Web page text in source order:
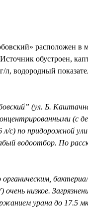
расположен в
обустроен,
л, водородный
(ул. Б.
(с
л/с) по придорожной
водоотбор. По
низкое.
урана до 17.5